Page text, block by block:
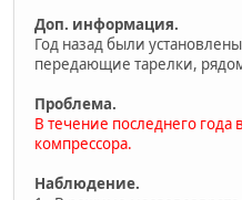
Доп. информация.
Год назад были
передающие тарелки,
Проблема.
В течение последнего
компрессора.
Наблюдение.